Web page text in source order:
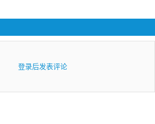
登录后发表评论